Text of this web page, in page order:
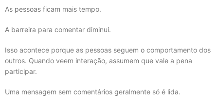
As pessoas ficam mais tempo.
A barreira para comentar diminui.
Isso acontece porque as pessoas seguem o comportamento dos
outros. Quando veem interação, assumem que vale a pena
participar.
Uma mensagem sem comentários geralmente só é lida.